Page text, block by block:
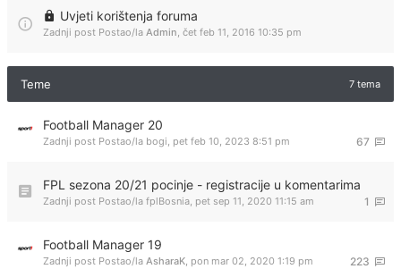
Uvjeti korištenja foruma
Zadnji post Postao/la Admin, čet feb 11, 2016 10:35 pm
Teme 7 tema
Football Manager 20
67
Zadnji post Postao/la bogi, pet feb 10, 2023 8:51 pm
FPL sezona 20/21 pocinje - registracije u komentarima
1
Zadnji post Postao/la fplBosnia, pet sep 11, 2020 11:15 am
Football Manager 19
223
Zadnji post Postao/la AsharaK, pon mar 02, 2020 1:19 pm